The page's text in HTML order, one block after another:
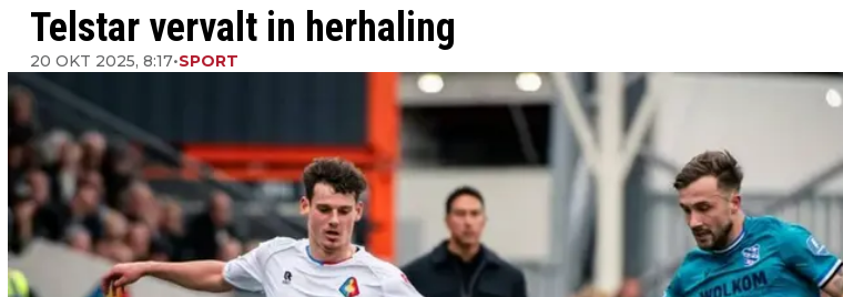
Telstar vervalt in herhaling
20 OKT 2025, 8:17•SPORT